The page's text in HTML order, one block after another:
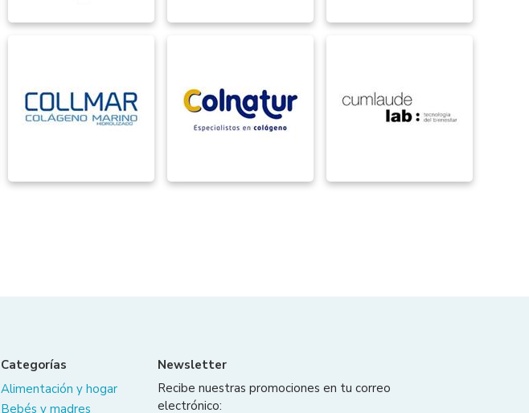
Categorías
Alimentación y hogar
Bebés y madres
Newsletter
Recibe nuestras promociones en tu correo
electrónico: